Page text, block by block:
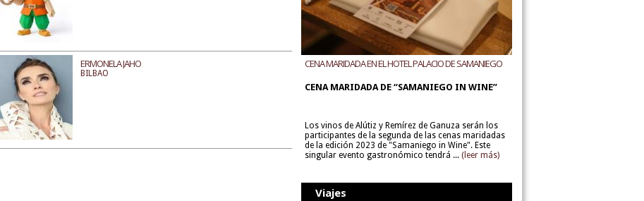
ERMONELA JAHO
BILBAO
CENA MARIDADA EN EL HOTEL PALACIO DE SAMANIEGO
CENA MARIDADA DE “SAMANIEGO IN WINE”
Los vinos de Alútiz y Remírez de Ganuza serán los
participantes de la segunda de las cenas maridadas
de la edición 2023 de "Samaniego in Wine". Este
singular evento gastronómico tendrá ... (leer más)
Viajes